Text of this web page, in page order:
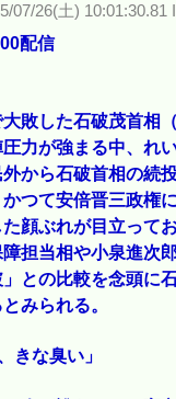
07/26(土) 10:01:30.81
配信
敗した石破茂首相
力が強まる中、れ
外から石破首相の続
つて安倍晋三政権
た顔ぶれが目立って
担当相や小泉進次
」との比較を念頭に
みられる。
きな臭い」